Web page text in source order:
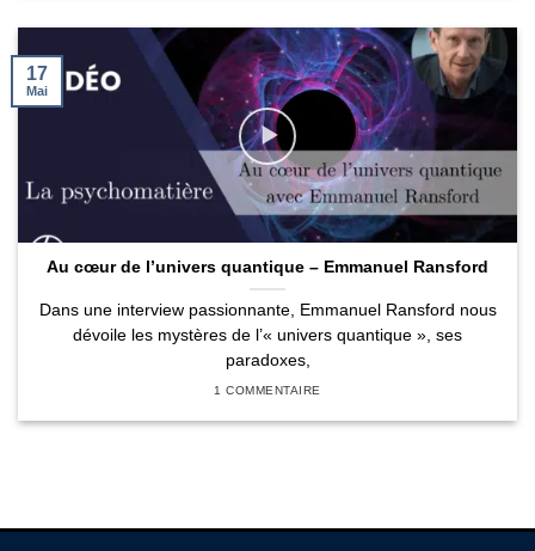
Au cœur de l’univers quantique – Emmanuel Ransford
Dans une interview passionnante, Emmanuel Ransford nous
dévoile les mystères de l’« univers quantique », ses
paradoxes,
1 COMMENTAIRE
17
Mai